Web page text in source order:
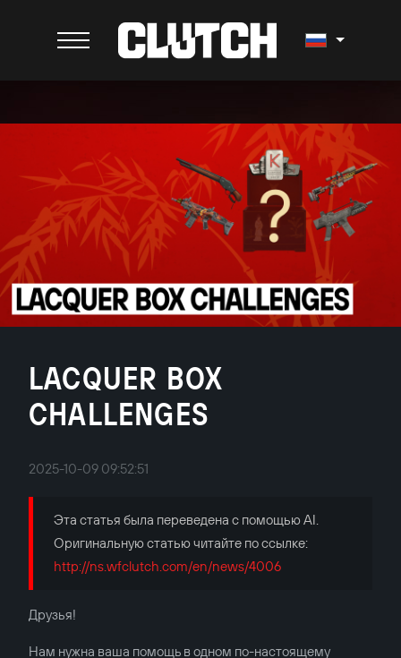
LACQUER BOX
CHALLENGES
2025-10-09 09:52:51
Эта статья была переведена с помощью AI.
Оригинальную статью читайте по ссылке:
http://ns.wfclutch.com/en/news/4006
Друзья!
Нам нужна ваша помощь в одном по-настоящему